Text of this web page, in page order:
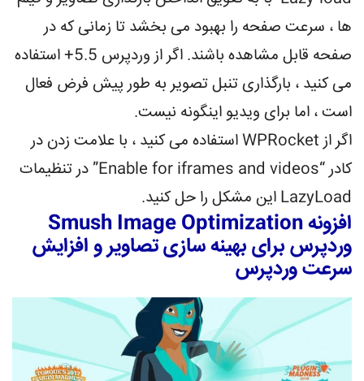
ها ، سرعت صفحه را بهبود می بخشد تا زمانی که در
صفحه قابل مشاهده باشند. اگر از وردپرس 5.5+ استفاده
می کنید ، بارگذاری تنبل تصویر به طور پیش فرض فعال
است ، اما برای ویدیو اینگونه نیست.
اگر از WPRocket استفاده می کنید ، با علامت زدن در
کادر “Enable for iframes and videos” در تنظیمات
LazyLoad این مشکل را حل کنید.
افزونه Smush Image Optimization
وردپرس برای بهینه سازی تصاویر و افزایش
سرعت وردپرس